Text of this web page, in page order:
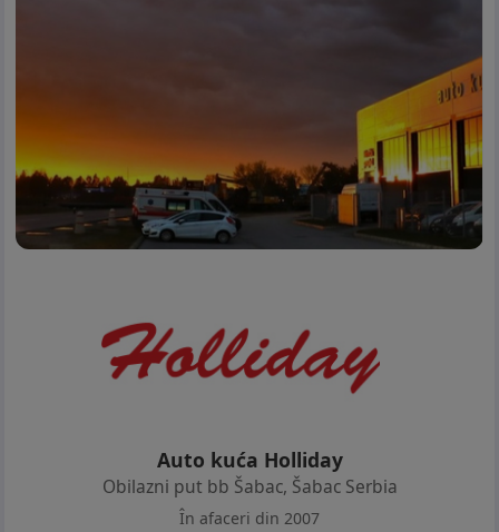
Auto kuća Holliday
Obilazni put bb Šabac, Šabac Serbia
În afaceri din 2007